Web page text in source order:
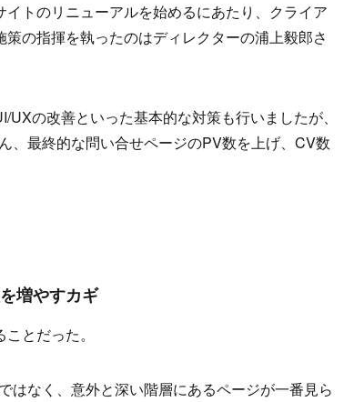
トのリニューアルを始めるにあたり、クライア
の指揮を執ったのはディレクターの浦上毅郎さ
の改善といった基本的な対策も行いましたが、
、最終的な問い合せページのPV数を上げ、CV数
増やすカギ
とだった。
はなく、意外と深い階層にあるページが一番見ら